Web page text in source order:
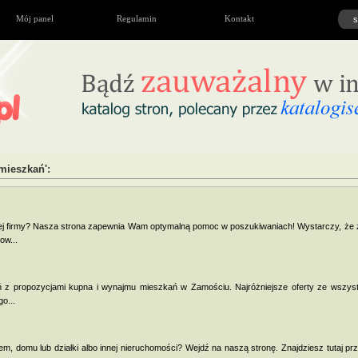
Mój panel Regulamin Kontakt
firmy? Nasza strona zapewnia Wam optymalną pomoc w poszukiwaniach! Wystarczy, że
z propozycjami kupna i wynajmu mieszkań w Zamościu. Najróżniejsze oferty ze
domu lub działki albo innej nieruchomości? Wejdź na naszą stronę. Znajdziesz tutaj